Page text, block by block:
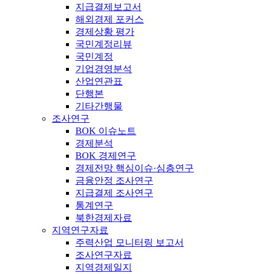
지급결제보고서
해외경제 포커스
경제상황 평가
국민계정리뷰
국민계정
기업경영분석
산업연관표
단행본
기타간행물
조사연구
BOK 이슈노트
경제분석
BOK 경제연구
경제전망 핵심이슈·심층연구
금융안정 조사연구
지급결제 조사연구
통계연구
북한경제자료
지역연구자료
주력산업 모니터링 보고서
조사연구자료
지역경제일지